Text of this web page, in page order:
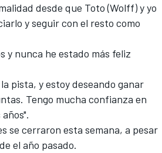
desde que Toto (Wolff) y yo
y seguir con el resto como
y nunca he estado más feliz
pista, y estoy deseando ganar
Tengo mucha confianza en
se cerraron esta semana, a pesar
el año pasado.